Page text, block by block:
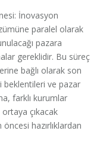
İnovasyon
paralel olarak
pazara
gereklidir. Bu süreç
bağlı olarak son
beklentileri ve pazar
farklı kurumlar
çıkacak
hazırlıklardan